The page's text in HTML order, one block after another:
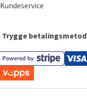
Kundeservice
Trygge